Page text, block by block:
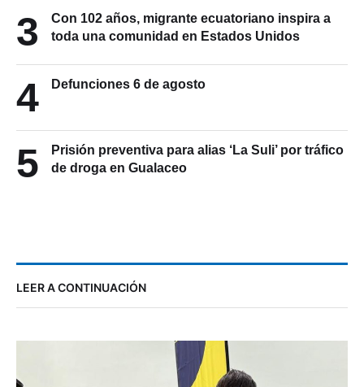
3
Con 102 años, migrante ecuatoriano inspira a
toda una comunidad en Estados Unidos
4 Defunciones 6 de agosto
5
Prisión preventiva para alias ‘La Suli’ por tráfico
de droga en Gualaceo
LEER A CONTINUACIÓN